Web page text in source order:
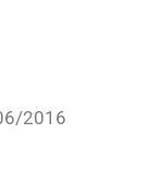
2016